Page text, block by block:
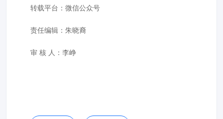
转载平台：微信公众号
责任编辑：朱晓裔
审 核 人：李峥